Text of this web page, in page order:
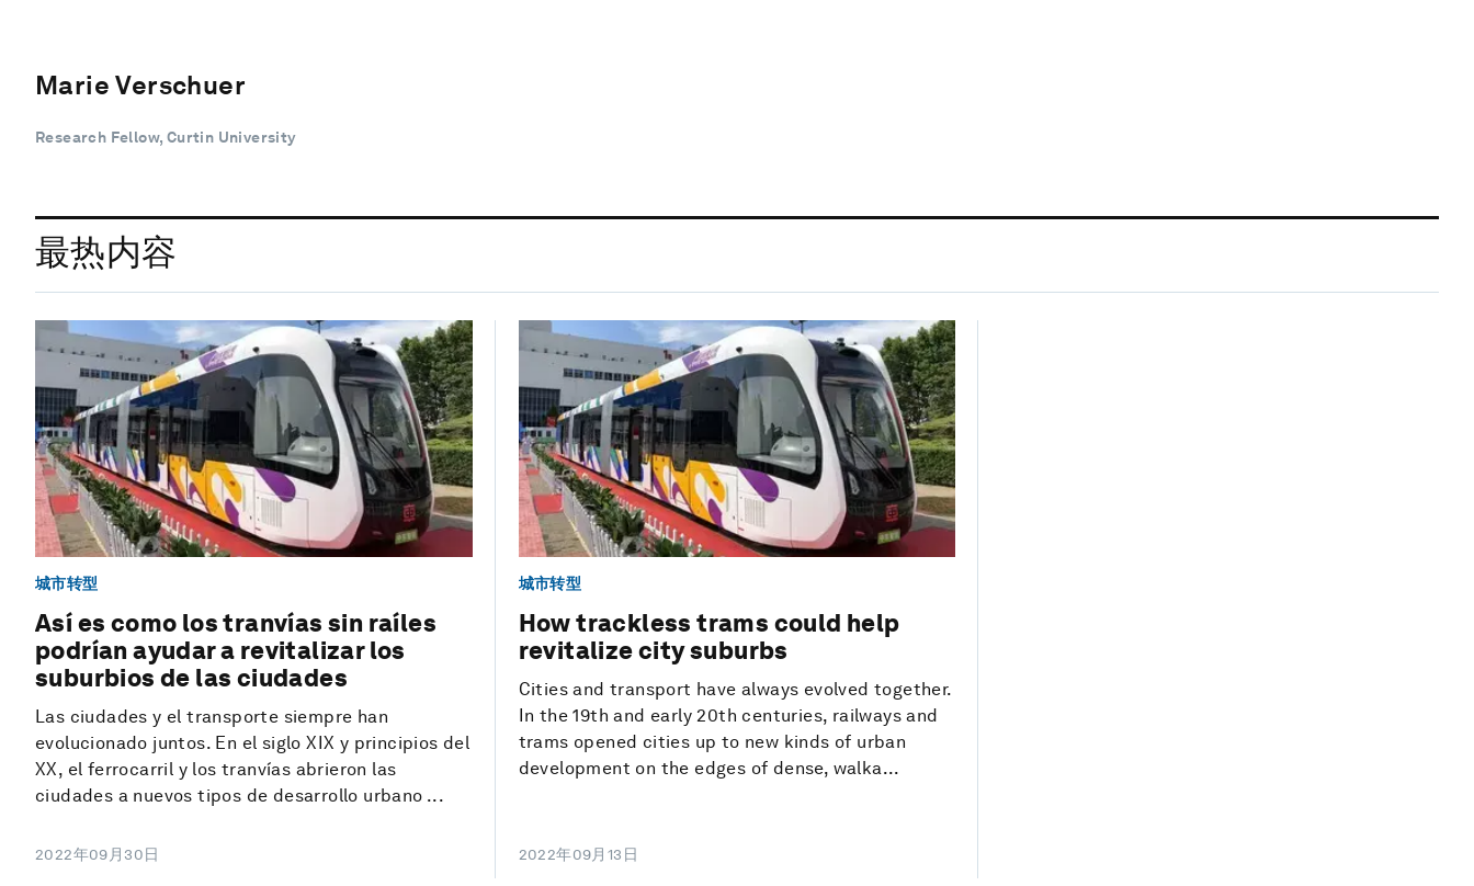
Marie Verschuer
Research Fellow, Curtin University
最热内容
城市转型
Así es como los tranvías sin raíles
podrían ayudar a revitalizar los
suburbios de las ciudades
Las ciudades y el transporte siempre han
evolucionado juntos. En el siglo XIX y principios del
XX, el ferrocarril y los tranvías abrieron las
ciudades a nuevos tipos de desarrollo urbano ...
2022年09月30日
城市转型
How trackless trams could help
revitalize city suburbs
Cities and transport have always evolved together.
In the 19th and early 20th centuries, railways and
trams opened cities up to new kinds of urban
development on the edges of dense, walka...
2022年09月13日